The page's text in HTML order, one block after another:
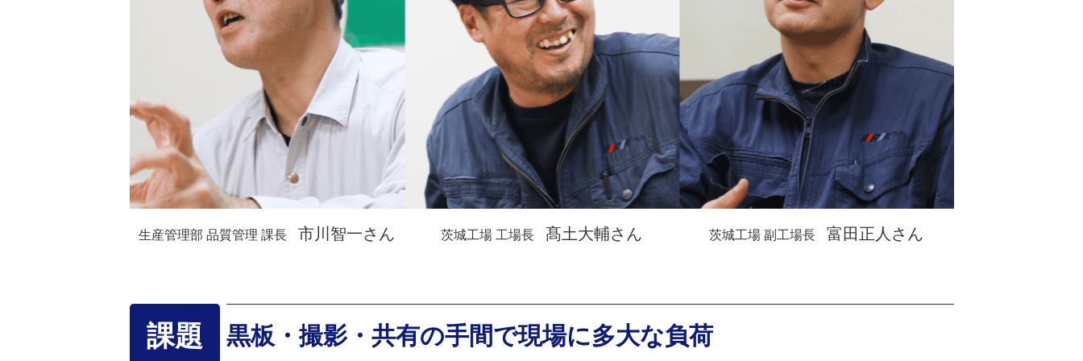
生産管理部 品質管理 課長 市川智一さん 茨城工場 工場長 髙土大輔さん 茨城工場 副工場長 富田正人さん
課題 黒板・撮影・共有の手間で現場に多大な負荷